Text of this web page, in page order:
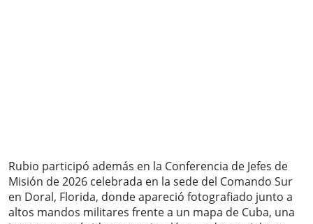
Rubio participó además en la Conferencia de Jefes de
Misión de 2026 celebrada en la sede del Comando Sur
en Doral, Florida, donde apareció fotografiado junto a
altos mandos militares frente a un mapa de Cuba, una